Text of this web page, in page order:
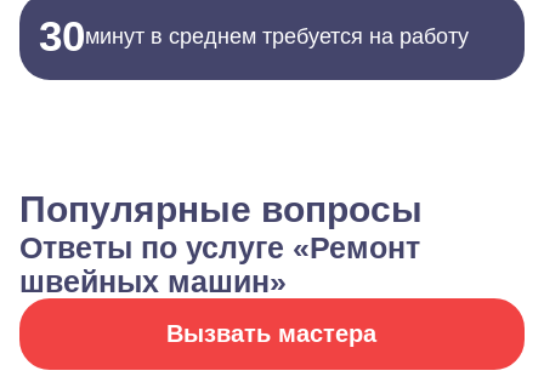
30минут в среднем требуется на работу
Популярные вопросы
Ответы по услуге «Ремонт
швейных машин»
Вызвать мастера